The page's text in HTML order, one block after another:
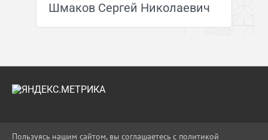
Шмаков Сергей Николаевич
Пользуясь нашим сайтом, вы соглашаетесь с политикой